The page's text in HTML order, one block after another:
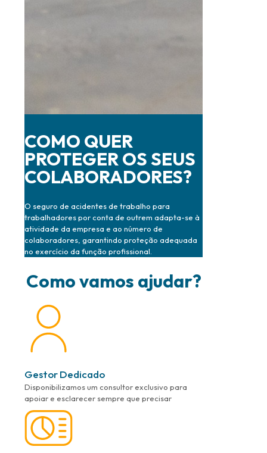
COMO QUER
PROTEGER OS SEUS
COLABORADORES?
O seguro de acidentes de trabalho para
trabalhadores por conta de outrem adapta-se à
atividade da empresa e ao número de
colaboradores, garantindo proteção adequada
no exercício da função profissional.
Como vamos ajudar?
Gestor Dedicado
Disponibilizamos um consultor exclusivo para
apoiar e esclarecer sempre que precisar